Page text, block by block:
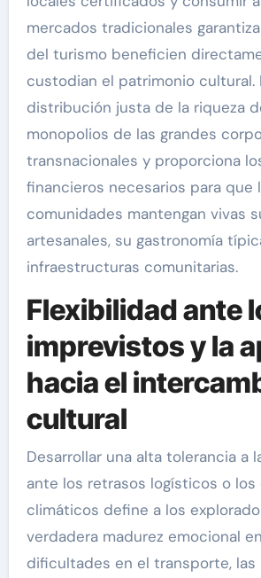
mercados tradicionales
del turismo beneficien
custodian el patrimonio cultural.
distribución justa de la riqueza
monopolios de las grandes
transnacionales y proporciona
financieros necesarios para que
comunidades mantengan vivas
artesanales, su gastronomía
infraestructuras comunitarias.
Flexibilidad ante
imprevistos y la
hacia el
cultural
Desarrollar una alta tolerancia a
ante los retrasos logísticos o los
climáticos define a los
verdadera madurez emocional
dificultades en el transporte, las